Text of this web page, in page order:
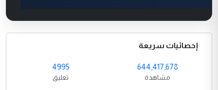
إحصائيات سريعة
644,417,678
مشاهدة
4995
تعليق